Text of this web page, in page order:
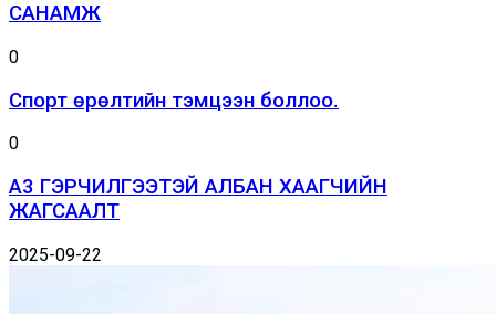
САНАМЖ
0
Спорт өрөлтийн тэмцээн боллоо.
0
А3 ГЭРЧИЛГЭЭТЭЙ АЛБАН ХААГЧИЙН
ЖАГСААЛТ
2025-09-22